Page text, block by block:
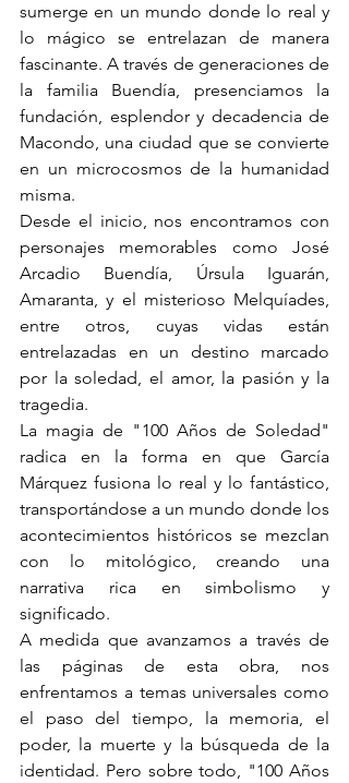
sumerge en un mundo donde lo real y
lo mágico se entrelazan de manera
fascinante. A través de generaciones de
la familia Buendía, presenciamos la
fundación, esplendor y decadencia de
Macondo, una ciudad que se convierte
en un microcosmos de la humanidad
misma.
Desde el inicio, nos encontramos con
personajes memorables como José
Arcadio Buendía, Úrsula Iguarán,
Amaranta, y el misterioso Melquíades,
entre otros, cuyas vidas están
entrelazadas en un destino marcado
por la soledad, el amor, la pasión y la
tragedia.
La magia de "100 Años de Soledad"
radica en la forma en que García
Márquez fusiona lo real y lo fantástico,
transportándose a un mundo donde los
acontecimientos históricos se mezclan
con lo mitológico, creando una
narrativa rica en simbolismo y
significado.
A medida que avanzamos a través de
las páginas de esta obra, nos
enfrentamos a temas universales como
el paso del tiempo, la memoria, el
poder, la muerte y la búsqueda de la
identidad. Pero sobre todo, "100 Años